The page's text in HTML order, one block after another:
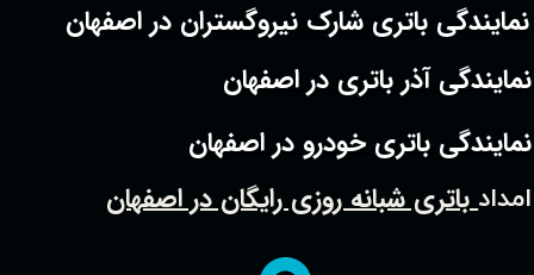
نمایندگی آذر باتری در اصفهان
نمایندگی باتری شارک نیروگستران در اصفهان
نمایندگی باتری خودرو در اصفهان
امدادباتری شبانه روزی رایگان در اصفهان